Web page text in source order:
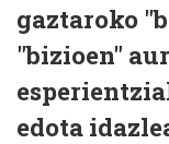
gaztaroko
"bizioen"
edota